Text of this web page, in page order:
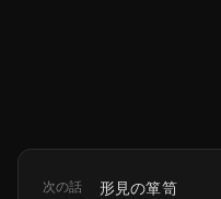
次の話 形見の箪笥